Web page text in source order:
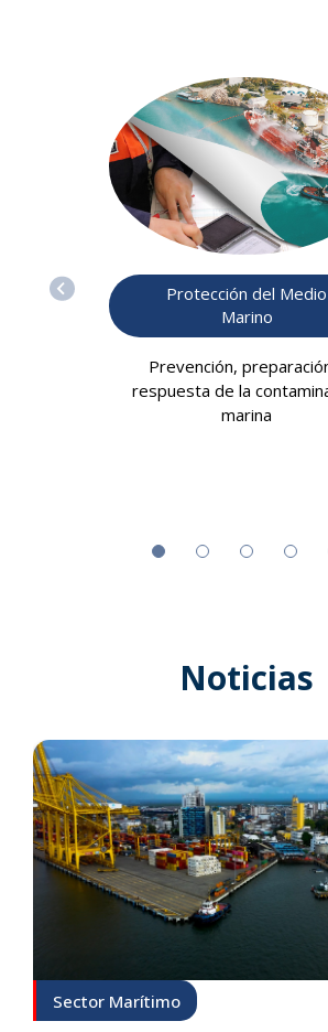
Protección del Medio
Marino
Prevención,
respuesta de la
marina
Noticias
Sector Marítimo